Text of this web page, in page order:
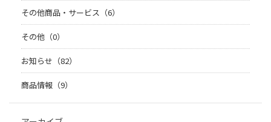
その他商品・サービス（6）
その他（0）
お知らせ（82）
商品情報（9）